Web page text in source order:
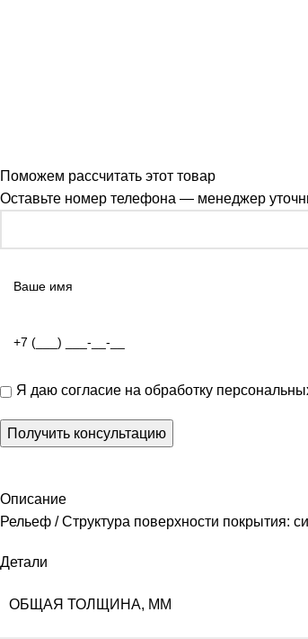
Поможем рассчитать этот товар
Оставьте номер телефона — менеджер
Я даю согласие на обработку
Описание
Рельеф / Структура поверхности покрытия:
Детали
ОБЩАЯ ТОЛЩИНА, ММ